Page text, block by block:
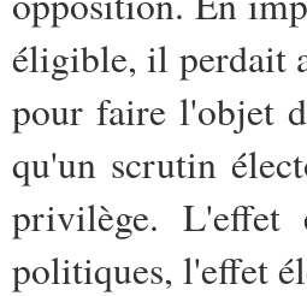
éligible, il perdait
pour faire l'objet
qu'un scrutin
privilège. L'effet
politiques, l'effet